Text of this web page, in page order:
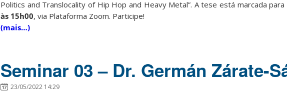
Politics and Translocality of Hip Hop and Heavy Metal”. A tese está marcada
às 15h00, via Plataforma Zoom. Participe!
(mais…)
Seminar 03 – Dr. Germán Zárate-
23/05/2022 14:29